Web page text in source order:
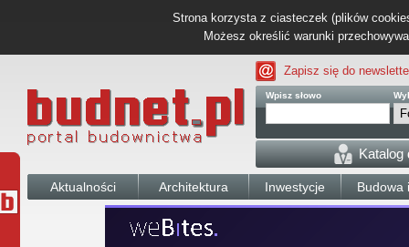
Strona korzysta z ciasteczek (plików
Możesz określić warunki
Zapisz się do
Wpisz słowo
Katalog
Aktualności Architektura Inwestycje Budowa